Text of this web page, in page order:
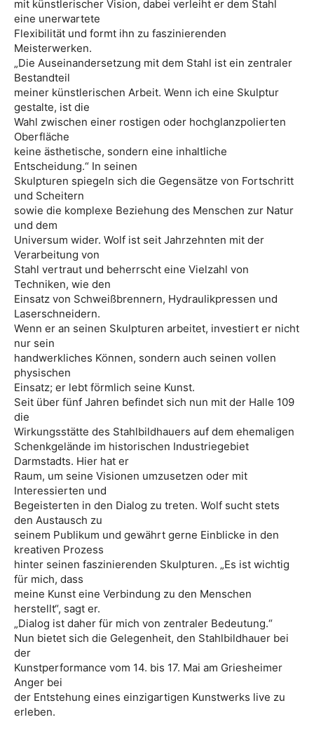
mit künstlerischer Vision, dabei verleiht er dem Stahl
eine unerwartete
Flexibilität und formt ihn zu faszinierenden
Meisterwerken.
„Die Auseinandersetzung mit dem Stahl ist ein zentraler
Bestandteil
meiner künstlerischen Arbeit. Wenn ich eine Skulptur
gestalte, ist die
Wahl zwischen einer rostigen oder hochglanzpolierten
Oberfläche
keine ästhetische, sondern eine inhaltliche
Entscheidung.“ In seinen
Skulpturen spiegeln sich die Gegensätze von Fortschritt
und Scheitern
sowie die komplexe Beziehung des Menschen zur Natur
und dem
Universum wider. Wolf ist seit Jahrzehnten mit der
Verarbeitung von
Stahl vertraut und beherrscht eine Vielzahl von
Techniken, wie den
Einsatz von Schweißbrennern, Hydraulikpressen und
Laserschneidern.
Wenn er an seinen Skulpturen arbeitet, investiert er nicht
nur sein
handwerkliches Können, sondern auch seinen vollen
physischen
Einsatz; er lebt förmlich seine Kunst.
Seit über fünf Jahren befindet sich nun mit der Halle 109
die
Wirkungsstätte des Stahlbildhauers auf dem ehemaligen
Schenkgelände im historischen Industriegebiet
Darmstadts. Hier hat er
Raum, um seine Visionen umzusetzen oder mit
Interessierten und
Begeisterten in den Dialog zu treten. Wolf sucht stets
den Austausch zu
seinem Publikum und gewährt gerne Einblicke in den
kreativen Prozess
hinter seinen faszinierenden Skulpturen. „Es ist wichtig
für mich, dass
meine Kunst eine Verbindung zu den Menschen
herstellt“, sagt er.
„Dialog ist daher für mich von zentraler Bedeutung.“
Nun bietet sich die Gelegenheit, den Stahlbildhauer bei
der
Kunstperformance vom 14. bis 17. Mai am Griesheimer
Anger bei
der Entstehung eines einzigartigen Kunstwerks live zu
erleben.